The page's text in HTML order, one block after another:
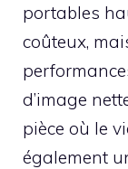
portables
coûteux,
d’image
pièce où le
également